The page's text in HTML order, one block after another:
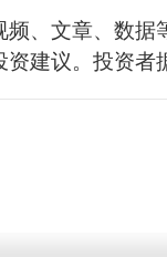
、文章、数据
建议。投资者